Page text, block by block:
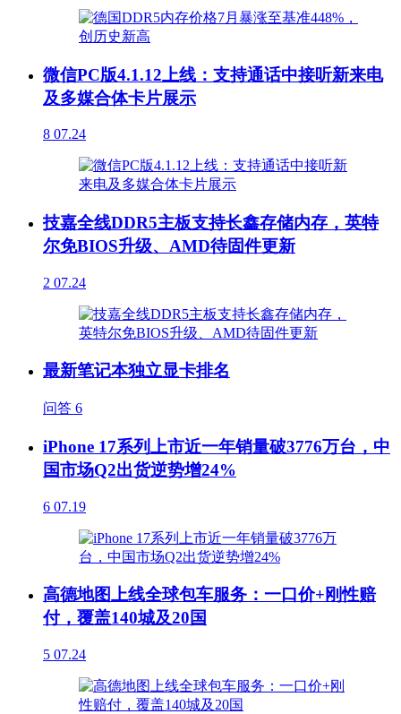
微信PC版4.1.12上线：支持通话中接听新来电
及多媒合体卡片展示
8 07.24
技嘉全线DDR5主板支持长鑫存储内存，英特
尔免BIOS升级、AMD待固件更新
2 07.24
最新笔记本独立显卡排名
问答 6
iPhone 17系列上市近一年销量破3776万台，中
国市场Q2出货逆势增24%
6 07.19
高德地图上线全球包车服务：一口价+刚性赔
付，覆盖140城及20国
5 07.24